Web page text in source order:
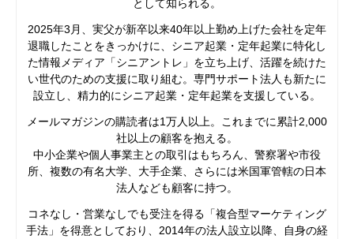
として知られる。
2025年3月、実父が新卒以来40年以上勤め上げた会社を定年
退職したことをきっかけに、シニア起業・定年起業に特化し
た情報メディア「シニアントレ」を立ち上げ、活躍を続けた
い世代のための支援に取り組む。専門サポート法人も新たに
設立し、精力的にシニア起業・定年起業を支援している。
メールマガジンの購読者は1万人以上。これまでに累計2,000
社以上の顧客を抱える。
中小企業や個人事業主との取引はもちろん、警察署や市役
所、複数の有名大学、大手企業、さらには米国軍管轄の日本
法人なども顧客に持つ。
コネなし・営業なしでも受注を得る「複合型マーケティング
手法」を得意としており、2014年の法人設立以降、自身の経